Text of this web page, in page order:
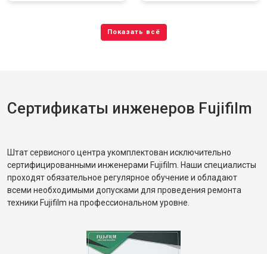
Сертификаты инженеров Fujifilm
Штат сервисного центра укомплектован исключительно
сертифицированными инженерами Fujifilm. Наши специалисты
проходят обязательное регулярное обучение и обладают
всеми необходимыми допусками для проведения ремонта
техники Fujifilm на профессиональном уровне.